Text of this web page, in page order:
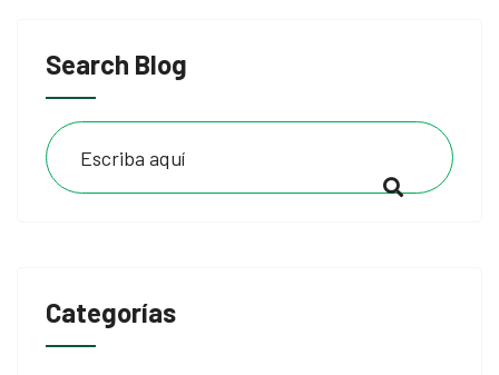
Search Blog
Categorías